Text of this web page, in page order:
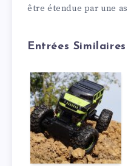
être étendue par une
Entrées Similaires